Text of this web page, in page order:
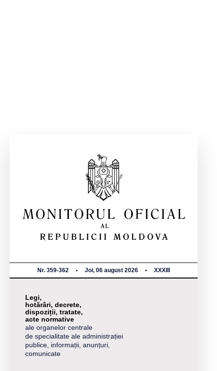
Nr. 359-362 Joi, 06 august 2026 XXXIII
Legi,
hotărâri, decrete,
dispoziții, tratate,
acte normative
ale organelor centrale
de specialitate ale administrației
publice, informații, anunțuri,
comunicate